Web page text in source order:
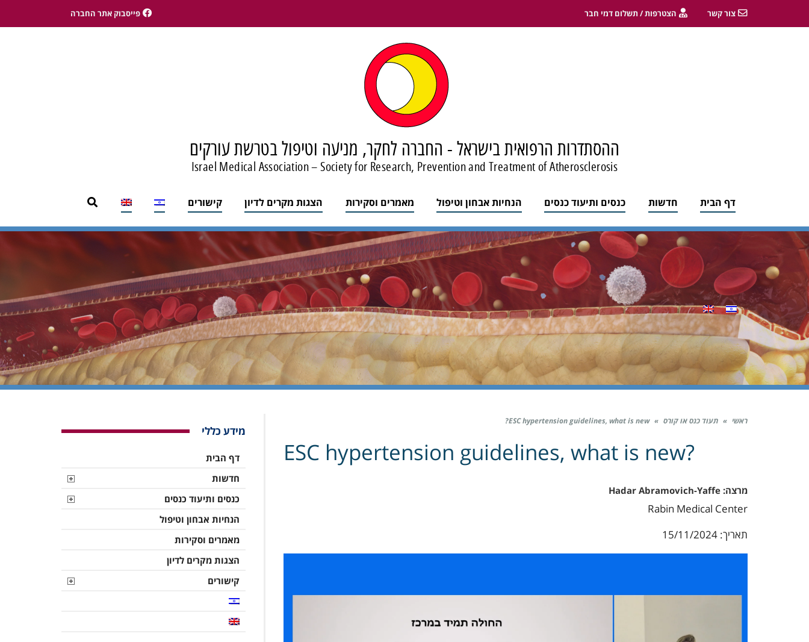
צור קשר הצטרפות / תשלום דמי חבר פייסבוק אתר החברה
ההסתדרות הרפואית בישראל - החברה לחקר, מניעה וטיפול בטרשת עורקים
Israel Medical Association – Society for Research, Prevention and Treatment of Atherosclerosis
דף הבית חדשות כנסים ותיעוד כנסים הנחיות אבחון וטיפול מאמרים וסקירות הצגות מקרים לדיון קישורים
ראשי » תעוד כנס או קורס »
ESC hypertension guidelines, what is new?
ESC hypertension guidelines, what is new?
מרצה: Hadar Abramovich-Yaffe
Rabin Medical Center
תאריך: 15/11/2024
מידע כללי
דף הבית
חדשות
כנסים ותיעוד כנסים
הנחיות אבחון וטיפול
מאמרים וסקירות
הצגות מקרים לדיון
קישורים